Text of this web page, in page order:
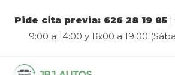
Pide cita previa: 626 28 19 85|
9:00 a 14:00 y 16:00 a 19:00